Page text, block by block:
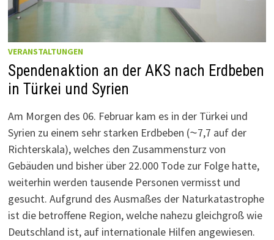
VERANSTALTUNGEN
Spendenaktion an der AKS nach Erdbeben
in Türkei und Syrien
Am Morgen des 06. Februar kam es in der Türkei und
Syrien zu einem sehr starken Erdbeben (⁓7,7 auf der
Richterskala), welches den Zusammensturz von
Gebäuden und bisher über 22.000 Tode zur Folge hatte,
weiterhin werden tausende Personen vermisst und
gesucht. Aufgrund des Ausmaßes der Naturkatastrophe
ist die betroffene Region, welche nahezu gleichgroß wie
Deutschland ist, auf internationale Hilfen angewiesen.